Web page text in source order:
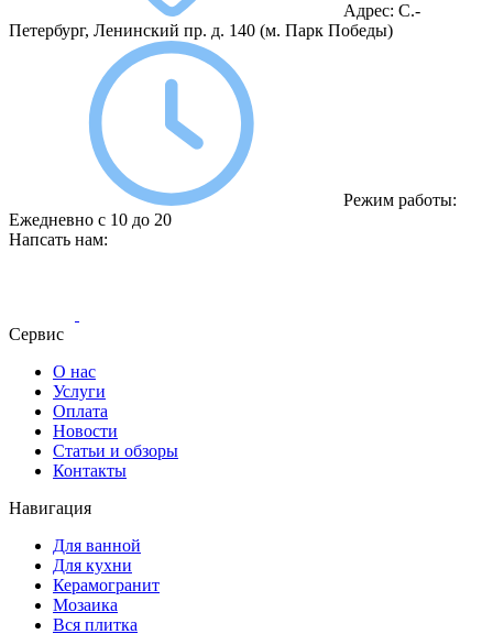
Адрес: С.-
Петербург, Ленинский пр. д. 140 (м. Парк Победы)
Режим работы:
Ежедневно с 10 до 20
Напсать нам:
Сервис
О нас
Услуги
Оплата
Новости
Статьи и обзоры
Контакты
Навигация
Для ванной
Для кухни
Керамогранит
Мозаика
Вся плитка